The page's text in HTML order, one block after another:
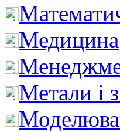
Медицина
Метали і